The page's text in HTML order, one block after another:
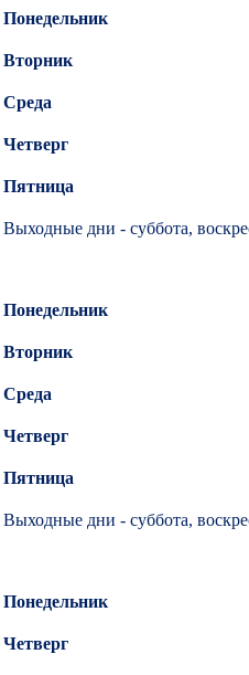
Понедельник
Вторник
Среда
Четверг
Пятница
Выходные дни - суббота,
Понедельник
Вторник
Среда
Четверг
Пятница
Выходные дни - суббота,
Понедельник
Четверг